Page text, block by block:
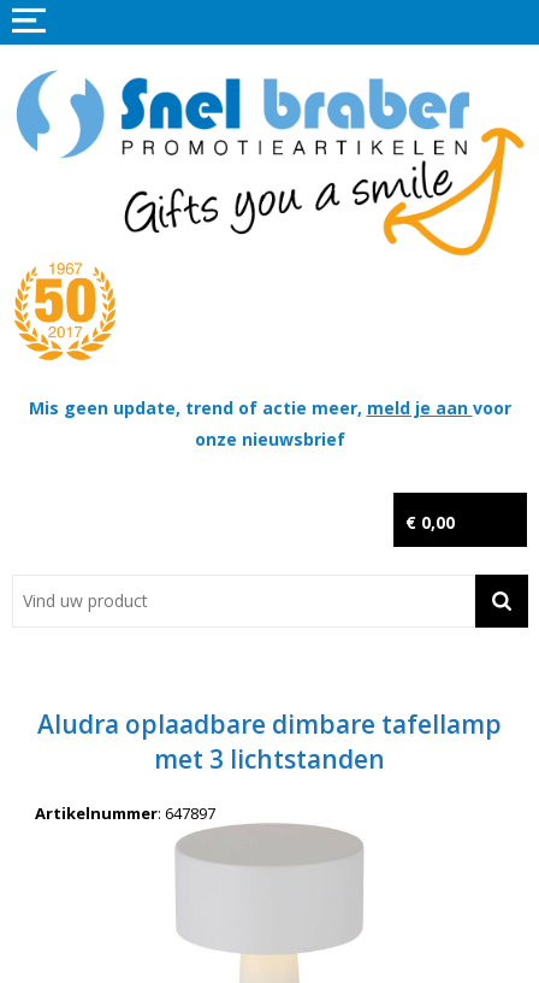
Mis geen update, trend of actie meer, meld je aan voor
onze nieuwsbrief
€ 0,00
Home
Promotieartikelen
Tassen
Thema's
Contact
Wil je snel een advies? Bel nu 053-7920045 of 06-55731304
Aludra oplaadbare dimbare tafellamp
met 3 lichtstanden
Artikelnummer: 647897